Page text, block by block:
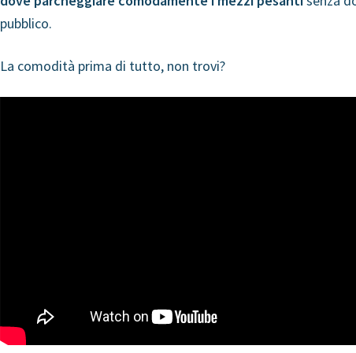
pubblico.
La comodità prima di tutto, non trovi?